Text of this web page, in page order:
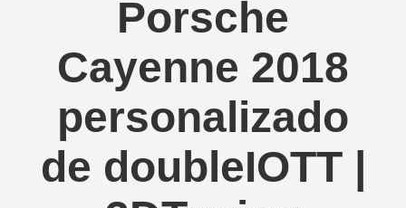
Porsche
Cayenne 2018
personalizado
de doubleIOTT |